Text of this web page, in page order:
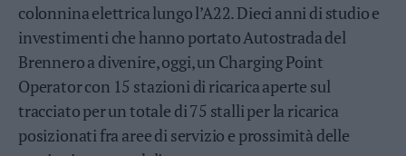
Ledro
Lavis
–
Rotaliana
Valle
Laghi
colonnina elettrica lungo l’A22. Dieci anni di studio e
investimenti che hanno portato Autostrada del
Brennero a divenire, oggi, un Charging Point
Operator con 15 stazioni di ricarica aperte sul
tracciato per un totale di 75 stalli per la ricarica
posizionati fra aree di servizio e prossimità delle